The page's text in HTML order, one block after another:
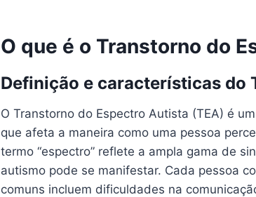
O que é o Transtorno do
Definição e características do
O Transtorno do Espectro Autista (TEA) é
que afeta a maneira como uma pessoa
termo “espectro” reflete a ampla gama de
autismo pode se manifestar. Cada pessoa
comuns incluem dificuldades na